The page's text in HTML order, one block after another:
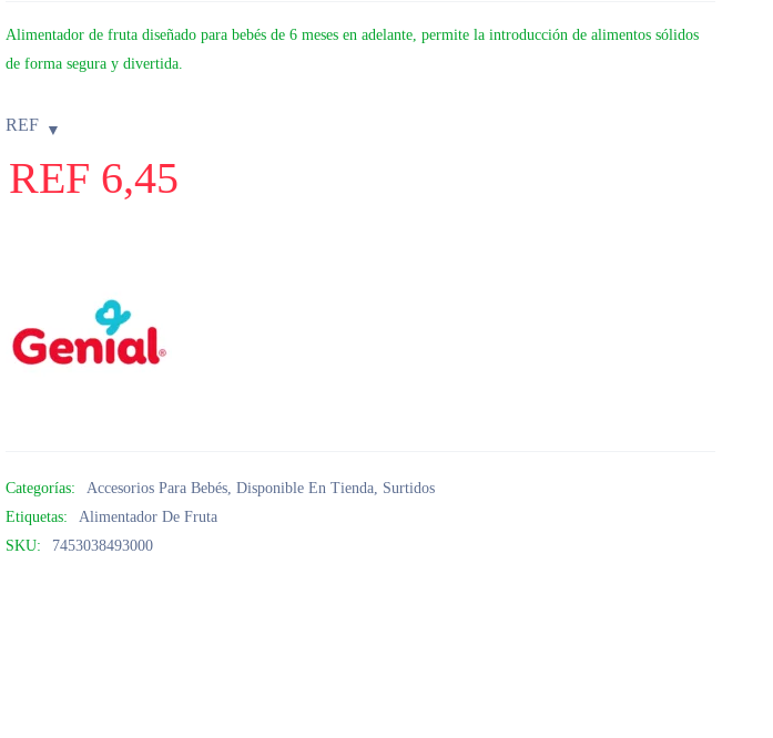
Alimentador de fruta diseñado para bebés de 6 meses en adelante, permite la introducción de alimentos sólidos
de forma segura y divertida.
REF
REF 6,45
Categorías: Accesorios Para Bebés,Disponible En Tienda, Surtidos
Etiquetas:
Alimentador De Fruta
SKU:
7453038493000